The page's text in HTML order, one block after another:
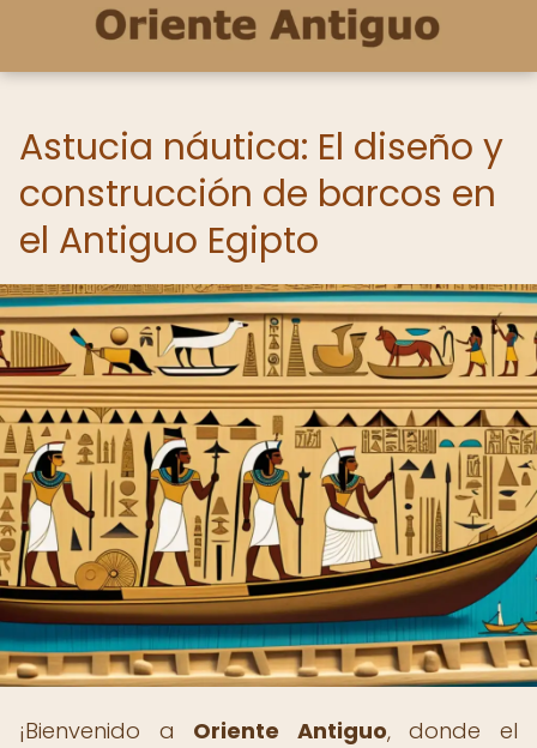
Astucia náutica: El diseño y
construcción de barcos en
el Antiguo Egipto
¡Bienvenido a Oriente Antiguo, donde el